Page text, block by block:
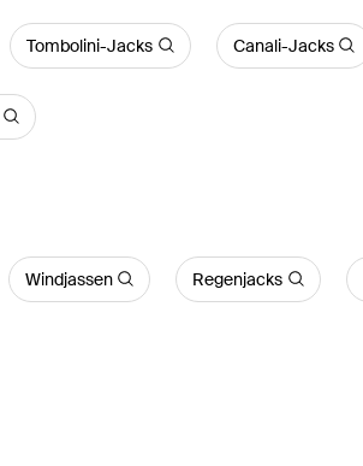
Tombolini-Jacks Canali-Jacks
Windjassen Regenjacks